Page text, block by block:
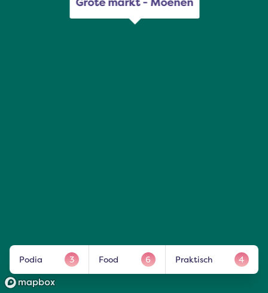
Grote markt - Moenen
Podia 3 Food 6 Praktisch 4